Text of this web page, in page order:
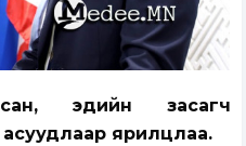
эдийн засагч
ярилцлаа.